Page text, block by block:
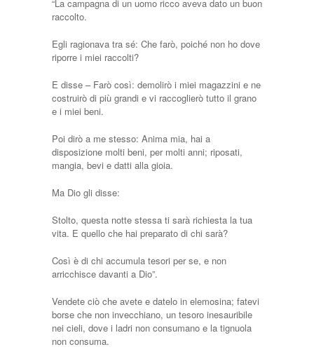
“La campagna di un uomo ricco aveva dato un buon
raccolto.
Egli ragionava tra sé: Che farò, poiché non ho dove
riporre i miei raccolti?
E disse – Farò così: demolirò i miei magazzini e ne
costruirò di più grandi e vi raccoglierò tutto il grano
e i miei beni.
Poi dirò a me stesso: Anima mia, hai a
disposizione molti beni, per molti anni; riposati,
mangia, bevi e datti alla gioia.
Ma Dio gli disse:
Stolto, questa notte stessa ti sarà richiesta la tua
vita. E quello che hai preparato di chi sarà?
Così è di chi accumula tesori per se, e non
arricchisce davanti a Dio”.
Vendete ciò che avete e datelo in elemosina; fatevi
borse che non invecchiano, un tesoro inesauribile
nei cieli, dove i ladri non consumano e la tignuola
non consuma.